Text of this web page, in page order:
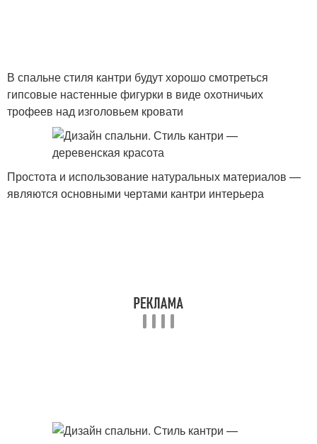
В спальне стиля кантри будут хорошо смотреться
гипсовые настенные фигурки в виде охотничьих
трофеев над изголовьем кровати
Простота и использование натуральных материалов —
являются основными чертами кантри интерьера